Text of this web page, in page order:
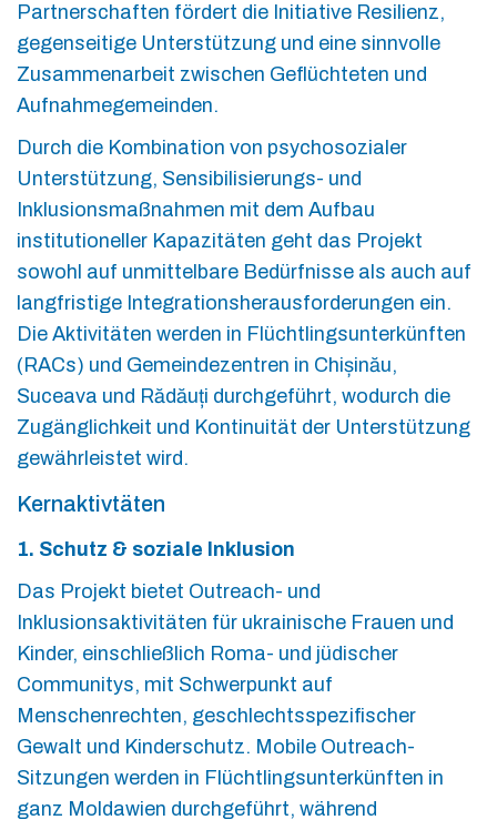
Partnerschaften fördert die Initiative Resilienz,
gegenseitige Unterstützung und eine sinnvolle
Zusammenarbeit zwischen Geflüchteten und
Aufnahmegemeinden.
Durch die Kombination von psychosozialer
Unterstützung, Sensibilisierungs- und
Inklusionsmaßnahmen mit dem Aufbau
institutioneller Kapazitäten geht das Projekt
sowohl auf unmittelbare Bedürfnisse als auch auf
langfristige Integrationsherausforderungen ein.
Die Aktivitäten werden in Flüchtlingsunterkünften
(RACs) und Gemeindezentren in Chișinău,
Suceava und Rădăuți durchgeführt, wodurch die
Zugänglichkeit und Kontinuität der Unterstützung
gewährleistet wird.
Kernaktivtäten
1. Schutz & soziale Inklusion
Das Projekt bietet Outreach- und
Inklusionsaktivitäten für ukrainische Frauen und
Kinder, einschließlich Roma- und jüdischer
Communitys, mit Schwerpunkt auf
Menschenrechten, geschlechtsspezifischer
Gewalt und Kinderschutz. Mobile Outreach-
Sitzungen werden in Flüchtlingsunterkünften in
ganz Moldawien durchgeführt, während